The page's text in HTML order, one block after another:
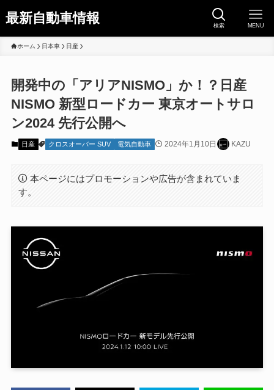
最新自動車情報 検索 MENU
ホーム 日本車 日産
開発中の「アリアNISMO」か！？日産
NISMO 新型ロードカー 東京オートサロ
ン2024 先行公開へ
日産 クロスオーバー SUV 電気自動車 2024年1月10日 KAZU
本ページにはプロモーションや広告が含まれていま
す。